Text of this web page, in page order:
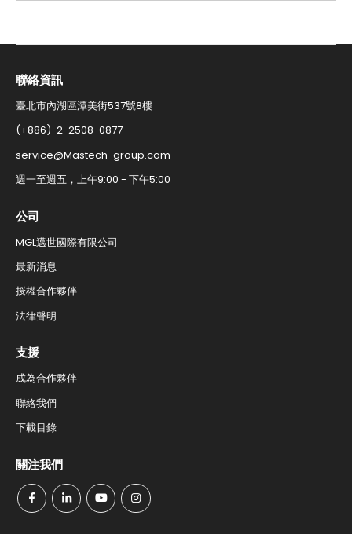
聯絡資訊​
臺北市內湖區潭美街537號8樓
(+886)-2-2508-0877​
service@Mastech-group.com​
週一至週五，上午9:00 - 下午5:00​
公司
MGL邁世國際有限公司
最新消息
授權合作夥伴
法律聲明
支援
成為合作夥伴
聯絡我們​
下載目錄
關注我們